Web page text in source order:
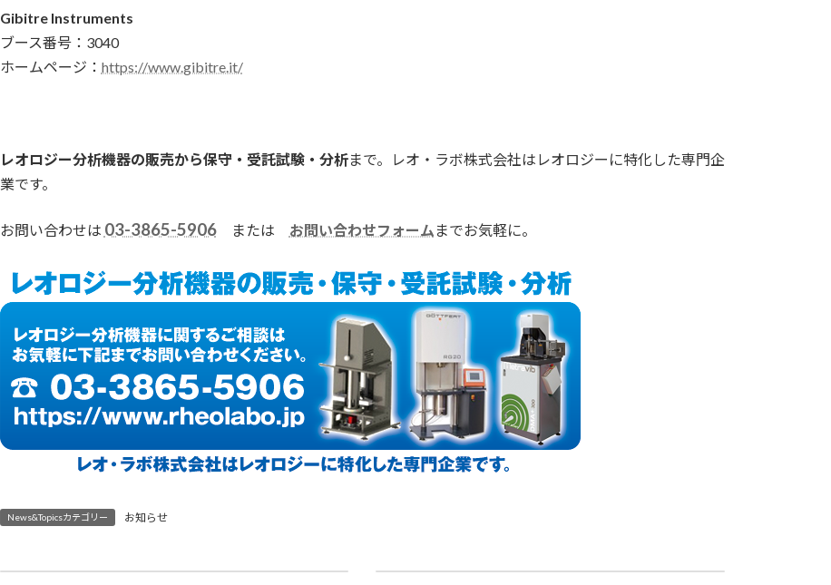
Gibitre Instruments
ブース番号：3040
ホームページ： https://www.gibitre.it/
レオロジー分析機器の販売から保守・受託試験・分析まで。レオ・ラボ株式会社はレオロジーに特化した専門企
業です。
お問い合わせは 03-3865-5906または お問い合わせフォーム までお気軽に。
News&Topicsカテゴリー お知らせ